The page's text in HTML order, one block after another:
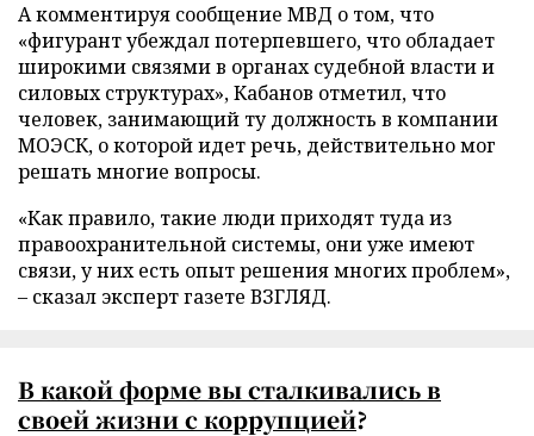
А комментируя сообщение МВД о том, что
«фигурант убеждал потерпевшего, что обладает
широкими связями в органах судебной власти и
силовых структурах», Кабанов отметил, что
человек, занимающий ту должность в компании
МОЭСК, о которой идет речь, действительно мог
решать многие вопросы.
«Как правило, такие люди приходят туда из
правоохранительной системы, они уже имеют
связи, у них есть опыт решения многих проблем»,
– сказал эксперт газете ВЗГЛЯД.
В какой форме вы сталкивались в
своей жизни скоррупцией?